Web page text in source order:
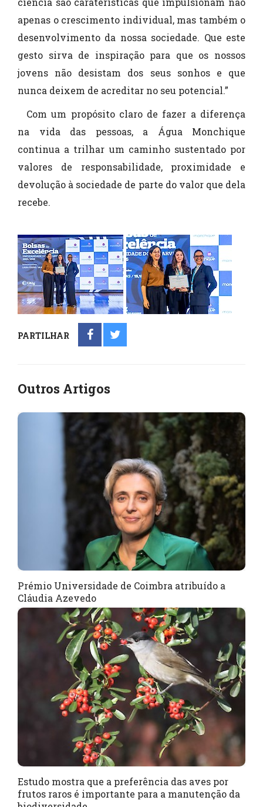
apenas o crescimento individual, mas também o
desenvolvimento da nossa sociedade. Que este
gesto sirva de inspiração para que os nossos
jovens não desistam dos seus sonhos e que
nunca deixem de acreditar no seu potencial.”
Com um propósito claro de fazer a diferença
na vida das pessoas, a Água Monchique
continua a trilhar um caminho sustentado por
valores de responsabilidade, proximidade e
devolução à sociedade de parte do valor que dela
recebe.
PARTILHAR
Outros Artigos
Prémio Universidade de Coimbra atribuído a
Cláudia Azevedo
Estudo mostra que a preferência das aves por
frutos raros é importante para a manutenção da